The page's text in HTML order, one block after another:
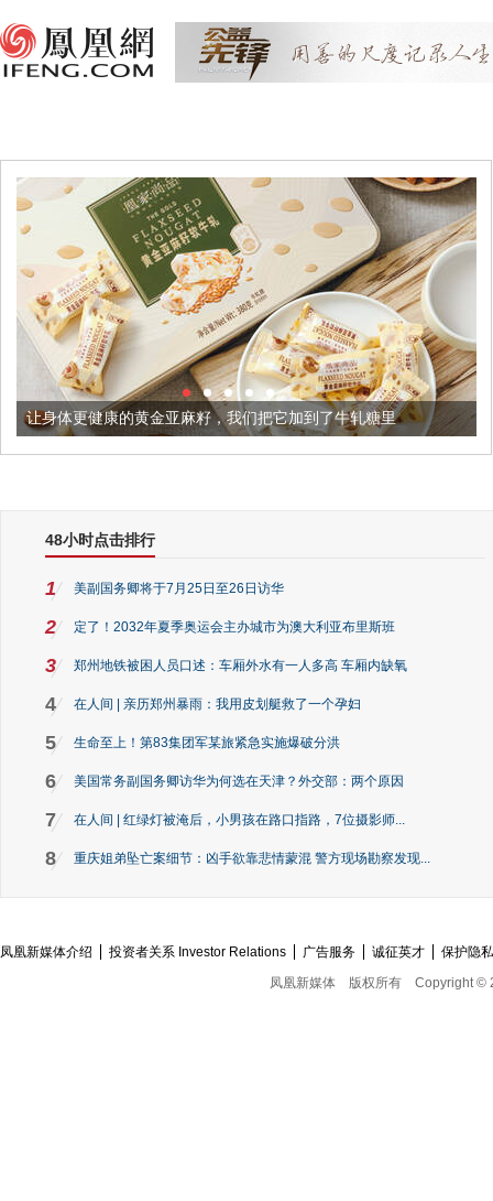
的黄金亚麻籽，我们把它加到了牛轧糖里 被列入佛家七
48小时点击排行
1 美副国务卿将于7月25日至26日访华
2 定了！2032年夏季奥运会主办城市为澳大利亚布里斯班
3 郑州地铁被困人员口述：车厢外水有一人多高 车厢内缺氧
4 在人间 | 亲历郑州暴雨：我用皮划艇救了一个孕妇
5 生命至上！第83集团军某旅紧急实施爆破分洪
6 美国常务副国务卿访华为何选在天津？外交部：两个原因
7 在人间 | 红绿灯被淹后，小男孩在路口指路，7位摄影师...
8 重庆姐弟坠亡案细节：凶手欲靠悲情蒙混 警方现场勘察发现...
凤凰新媒体介绍 投资者关系 Investor Relations 广告服务 诚征英才
保护隐
凤凰新媒体
版权所有 Copyright ©